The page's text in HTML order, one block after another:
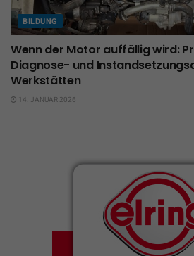
BILDUNG
Wenn der Motor auffällig wird:
Diagnose- und
Werkstätten
14. JANUAR 2026